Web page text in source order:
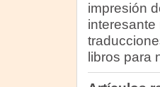
impresión
libros para